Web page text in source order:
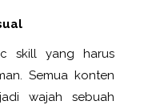
skill yang harus
Semua konten
wajah sebuah